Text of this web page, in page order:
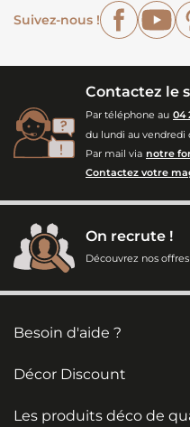
Suivez-nous !
Contactez le
Par téléphone au 04
du lundi au vendredi
Par mail via notre
Contactez votre
On recrute !
Découvrez nos offres
Besoin d'aide ?
Décor Discount
Les produits déco de